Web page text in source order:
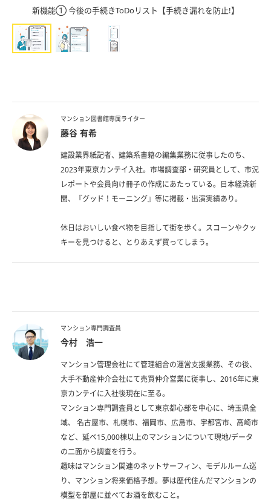
新機能① 今後の手続きToDoリスト【手続き漏れを防止!】
マンション図書館専属ライター
藤谷 有希
建設業界紙記者、建築系書籍の編集業務に従事したのち、
2023年東京カンテイ入社。市場調査部・研究員として、市況
レポートや会員向け冊子の作成にあたっている。日本経済新
聞、『グッド！モーニング』等に掲載・出演実績あり。
休日はおいしい食べ物を目指して街を歩く。スコーンやクッ
キーを見つけると、とりあえず買ってしまう。
マンション専門調査員
今村 浩一​
マンション管理会社にて管理組合の運営支援業務、その後、
大手不動産仲介会社にて売買仲介営業​に従事し、2016年に東
京カンテイに入社後現在に至る。​
マンション専門調査員として東京都心部を中心に、埼玉県全
域、 名古屋市、札幌市、福岡市、広島市、宇都宮市、高崎市
など、​延べ15,000棟以上のマンションについて現地/データ
の二面から調査を行う。​
趣味はマンション関連のネットサーフィン、モデルルーム巡
り、マンション将来価格予想。​夢は歴代住んだマンションの
模型を部屋に並べてお酒を飲むこと。​